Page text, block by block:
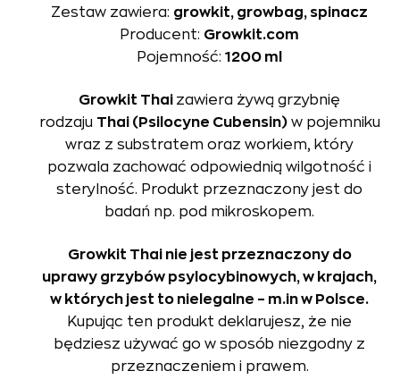
Zestaw zawiera: growkit, growbag, spinacz
Producent: Growkit.com
Pojemność: 1200 ml
Growkit Thai zawiera żywą grzybnię
rodzaju Thai (Psilocyne Cubensin)w pojemniku
wraz z substratem oraz workiem, który
pozwala zachować odpowiednią wilgotność i
sterylność. Produkt przeznaczony jest do
badań np. pod mikroskopem.
Growkit Thai nie jest przeznaczony do
uprawy grzybów psylocybinowych, w krajach,
w których jest to nielegalne – m.in w Polsce.
Kupując ten produkt deklarujesz, że nie
będziesz używać go w sposób niezgodny z
przeznaczeniem i prawem.